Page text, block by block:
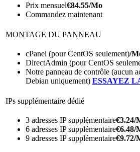
Prix mensuel€84.55/Mo
Commandez maintenant
MONTAGE DU PANNEAU
cPanel (pour CentOS seulement)/
DirectAdmin (pour CentOS
Notre panneau de contrôle (aucun
Debian uniquement) ESSAYEZ
IPs supplémentaire dédié
3 adresses IP supplémentaire€3.24/
6 adresses IP supplémentaire€6.48/
9 adresses IP supplémentaire€9.72/